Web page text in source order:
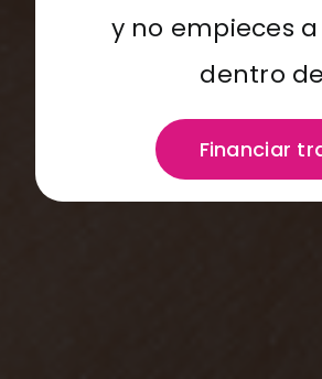
y no empieces a
dentro
Financiar